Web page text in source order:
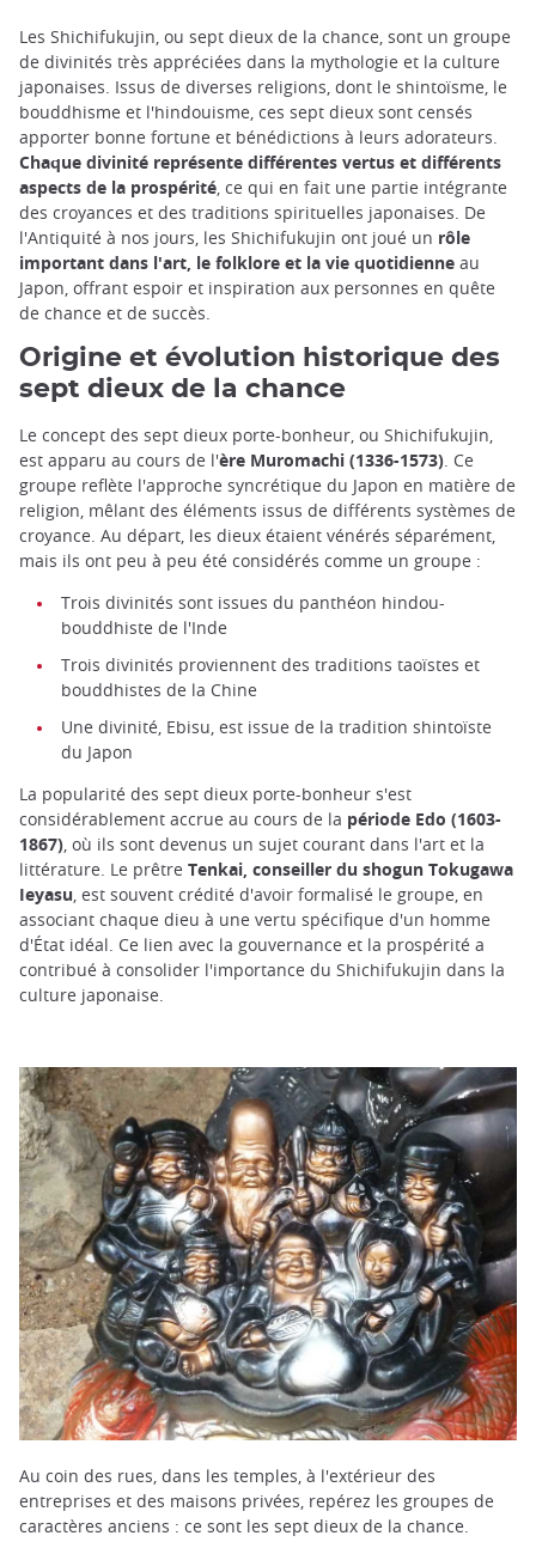
Les Shichifukujin, ou sept dieux de la chance, sont un groupe
de divinités très appréciées dans la mythologie et la culture
japonaises. Issus de diverses religions, dont le shintoïsme, le
bouddhisme et l'hindouisme, ces sept dieux sont censés
apporter bonne fortune et bénédictions à leurs adorateurs.
Chaque divinité représente différentes vertus et différents
aspects de la prospérité, ce qui en fait une partie intégrante
des croyances et des traditions spirituelles japonaises. De
l'Antiquité à nos jours, les Shichifukujin ont joué un rôle
important dans l'art, le folklore et la vie quotidienne au
Japon, offrant espoir et inspiration aux personnes en quête
de chance et de succès.
Origine et évolution historique des
sept dieux de la chance
Le concept des sept dieux porte-bonheur, ou Shichifukujin,
est apparu au cours de l'ère Muromachi (1336-1573). Ce
groupe reflète l'approche syncrétique du Japon en matière de
religion, mêlant des éléments issus de différents systèmes de
croyance. Au départ, les dieux étaient vénérés séparément,
mais ils ont peu à peu été considérés comme un groupe :
Trois divinités sont issues du panthéon hindou-
bouddhiste de l'Inde
Trois divinités proviennent des traditions taoïstes et
bouddhistes de la Chine
Une divinité, Ebisu, est issue de la tradition shintoïste
du Japon
La popularité des sept dieux porte-bonheur s'est
considérablement accrue au cours de la période Edo (1603-
1867), où ils sont devenus un sujet courant dans l'art et la
littérature. Le prêtre Tenkai, conseiller du shogun Tokugawa
Ieyasu, est souvent crédité d'avoir formalisé le groupe, en
associant chaque dieu à une vertu spécifique d'un homme
d'État idéal. Ce lien avec la gouvernance et la prospérité a
contribué à consolider l'importance du Shichifukujin dans la
culture japonaise.
Au coin des rues, dans les temples, à l'extérieur des
entreprises et des maisons privées, repérez les groupes de
caractères anciens : ce sont les sept dieux de la chance.